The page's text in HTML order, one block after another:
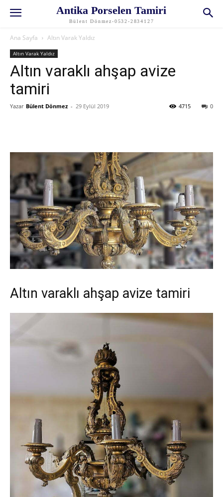
Antika Porselen Tamiri
Bülent Dönmez-0532-2834127
Ana Sayfa Altın Varak Yaldız
Altın Varak Yaldız
Altın varaklı ahşap avize
tamiri
Yazar Bülent Dönmez - 29 Eylül 2019 0
4715
Altın varaklı ahşap avize tamiri